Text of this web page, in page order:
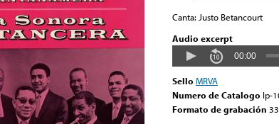
Canta: Justo Betancourt
Audio excerpt
00:00
Sello MRVA
Numero de Catalogo lp-
Formato de grabación 33